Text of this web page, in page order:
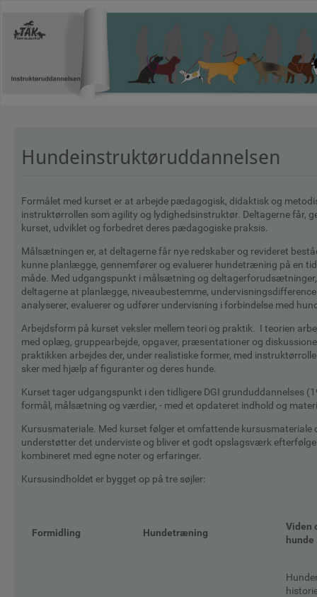
Hundeinstruktøruddannelsen
Formålet med kurset er at arbejde pædagogisk, didaktisk og
instruktørrollen som agility og lydighedsinstruktør. Deltagerne får,
kurset, udviklet og forbedret deres pædagogiske praksis.
Målsætningen er, at deltagerne får nye redskaber og revideret
kunne planlægge, gennemfører og evaluerer hundetræning på en
måde. Med udgangspunkt i målsætning og
deltagerne at planlægge, niveaubestemme,
analyserer, evaluerer og udfører undervisning i forbindelse med
Arbejdsform på kurset veksler mellem teori og praktik. I teorien
med oplæg, gruppearbejde, opgaver, præsentationer og
praktikken arbejdes der, under realistiske former, med
sker med hjælp af figuranter og deres hunde.
Kurset tager udgangspunkt i den tidligere DGI grunduddannelses
formål, målsætning og værdier, - med et opdateret indhold og
Kursusmateriale. Med kurset følger et omfattende kursusmateriale
understøtter det underviste og bliver et godt opslagsværk
kombineret med egne noter og erfaringer.
Kursusindholdet er bygget op på tre søjler:
Formidling Hundetræning
Viden
hunde